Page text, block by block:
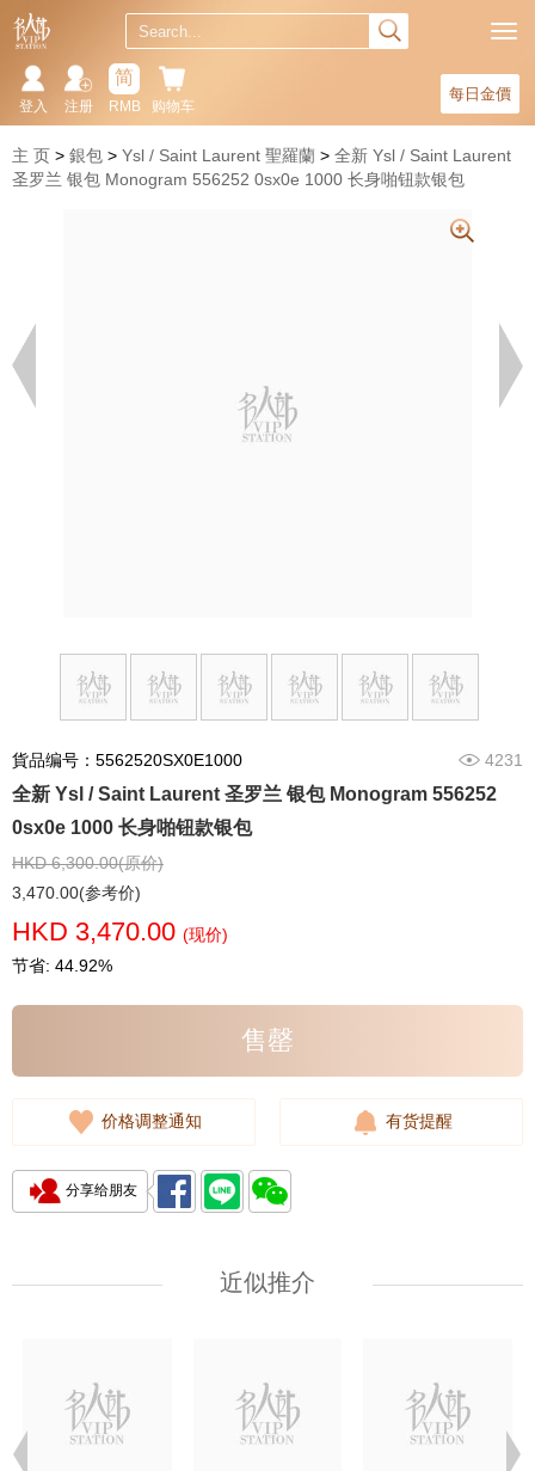
每日金價
购物车
简
RMB
注册
登入
主 页 銀包 Ysl / Saint Laurent 聖羅蘭
全新 Ysl / Saint Laurent
圣罗兰 银包 Monogram 556252 0sx0e 1000 长身啪钮款银包
貨品编号：5562520SX0E1000 4231
全新 Ysl / Saint Laurent 圣罗兰 银包 Monogram 556252
0sx0e 1000 长身啪钮款银包
HKD 6,300.00(原价)
3,470.00(参考价)
HKD 3,470.00 (现价)
节省: 44.92%
售罄
价格调整通知 有货提醒
分享给朋友
近似推介